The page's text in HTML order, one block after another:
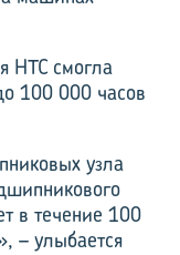
HTC смогла
100 000 часов
узла
в течение 100
– улыбается